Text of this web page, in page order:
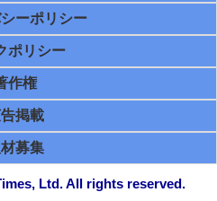
ーポリシー
ポリシー
作権
掲載
材募集
Ltd. All rights reserved.